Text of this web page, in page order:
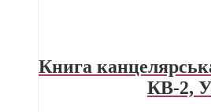
Книга
КВ-2,